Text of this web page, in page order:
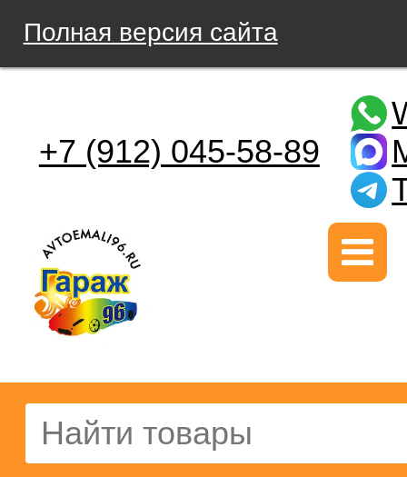
Полная версия сайта
+7 (912) 045-58-89